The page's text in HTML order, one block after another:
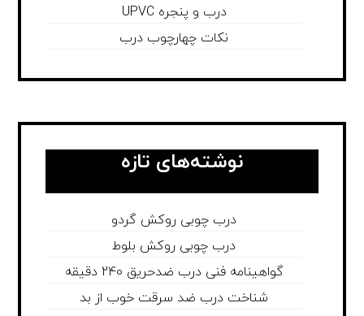
درب و پنجره UPVC
نکات چهارچوب درب
نوشته‌های تازه
درب چوبی روکش گردو
درب چوبی روکش بلوط
گواهینامه فنی درب ضدحریق 240 دقیقه
شناخت درب ضد سرقت خوب از بد